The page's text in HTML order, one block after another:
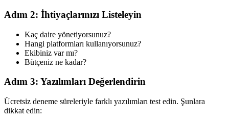
Adım 2: İhtiyaçlarınızı Listeleyin
Kaç daire yönetiyorsunuz?
Hangi platformları kullanıyorsunuz?
Ekibiniz var mı?
Bütçeniz ne kadar?
Adım 3: Yazılımları Değerlendirin
Ücretsiz deneme süreleriyle farklı yazılımları test edin. Şunlara
dikkat edin: